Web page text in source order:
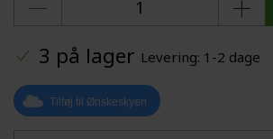
3 på lager Levering: 1-2 dage
Tilføj til Ønskeskyen